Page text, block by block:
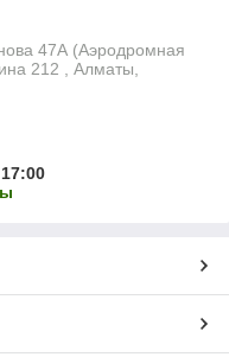
47А (Аэродромная
212 , Алматы,